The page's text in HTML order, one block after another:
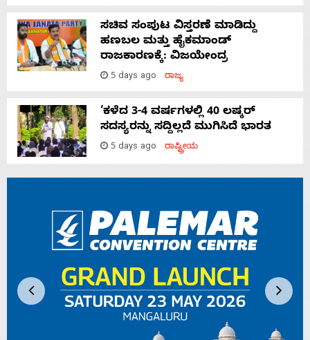
ಸಚಿವ ಸಂಪುಟ ವಿಸ್ತರಣೆ ಮಾಡಿದ್ದು
ಹಣಬಲ ಮತ್ತು ಹೈಕಮಾಂಡ್
ರಾಜಕಾರಣಕ್ಕೆ: ವಿಜಯೇಂದ್ರ
5 days ago ರಾಜ್ಯ
‘ಕಳೆದ 3-4 ವರ್ಷಗಳಲ್ಲಿ 40 ಲಷ್ಕರ್
ಸದಸ್ಯರನ್ನು ಸದ್ದಿಲ್ಲದೆ ಮುಗಿಸಿದೆ ಭಾರತ
5 days ago ರಾಷ್ಟ್ರೀಯ